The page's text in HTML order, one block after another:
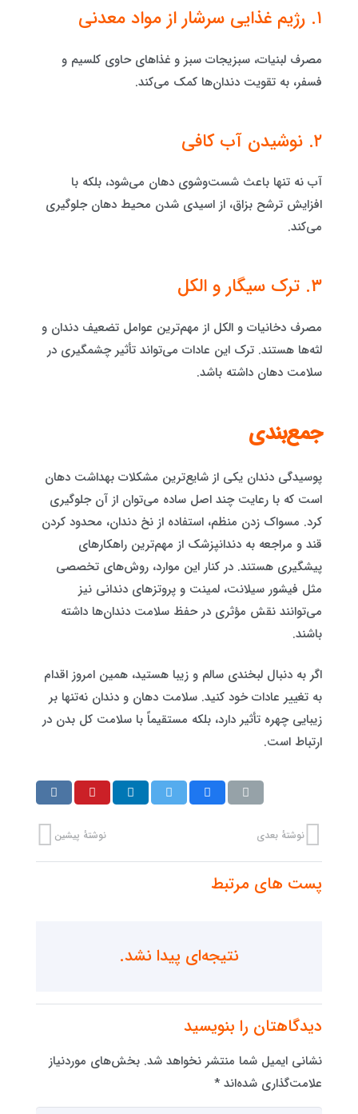
۱. رژیم غذایی سرشار از مواد معدنی
مصرف لبنیات، سبزیجات سبز و غذاهای حاوی کلسیم و
فسفر، به تقویت دندان‌ها کمک می‌کند.
۲. نوشیدن آب کافی
آب نه تنها باعث شست‌وشوی دهان می‌شود، بلکه با
افزایش ترشح بزاق، از اسیدی شدن محیط دهان جلوگیری
می‌کند.
۳. ترک سیگار و الکل
مصرف دخانیات و الکل از مهم‌ترین عوامل تضعیف دندان و
لثه‌ها هستند. ترک این عادات می‌تواند تأثیر چشمگیری در
سلامت دهان داشته باشد.
جمع‌بندی
پوسیدگی دندان یکی از شایع‌ترین مشکلات بهداشت دهان
است که با رعایت چند اصل ساده می‌توان از آن جلوگیری
کرد. مسواک زدن منظم، استفاده از نخ دندان، محدود کردن
قند و مراجعه به دندانپزشک از مهم‌ترین راهکارهای
پیشگیری هستند. در کنار این موارد، روش‌های تخصصی
مثل فیشور سیلانت، لمینت و پروتزهای دندانی نیز
می‌توانند نقش مؤثری در حفظ سلامت دندان‌ها داشته
باشند.
اگر به دنبال لبخندی سالم و زیبا هستید، همین امروز اقدام
به تغییر عادات خود کنید. سلامت دهان و دندان نه‌تنها بر
زیبایی چهره تأثیر دارد، بلکه مستقیماً با سلامت کل بدن در
ارتباط است.
نوشتهٔ پیشین نوشتهٔ بعدی
پست های مرتبط
نتیجه‌ای پیدا نشد.
دیدگاهتان را بنویسید
نشانی ایمیل شما منتشر نخواهد شد. بخش‌های موردنیاز
علامت‌گذاری شده‌اند *